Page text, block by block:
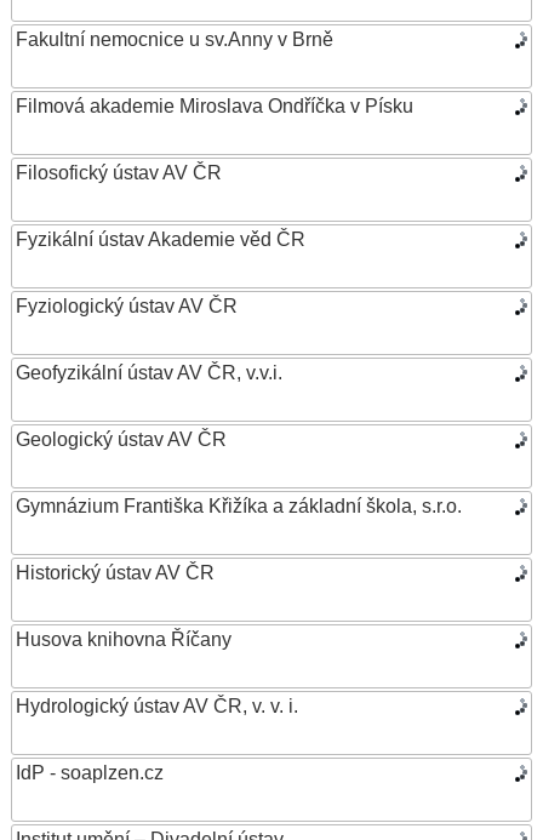
Fakultní nemocnice u sv.Anny v Brně
Filmová akademie Miroslava Ondříčka v Písku
Filosofický ústav AV ČR
Fyzikální ústav Akademie věd ČR
Fyziologický ústav AV ČR
Geofyzikální ústav AV ČR, v.v.i.
Geologický ústav AV ČR
Gymnázium Františka Křižíka a základní škola, s.r.o.
Historický ústav AV ČR
Husova knihovna Říčany
Hydrologický ústav AV ČR, v. v. i.
IdP - soaplzen.cz